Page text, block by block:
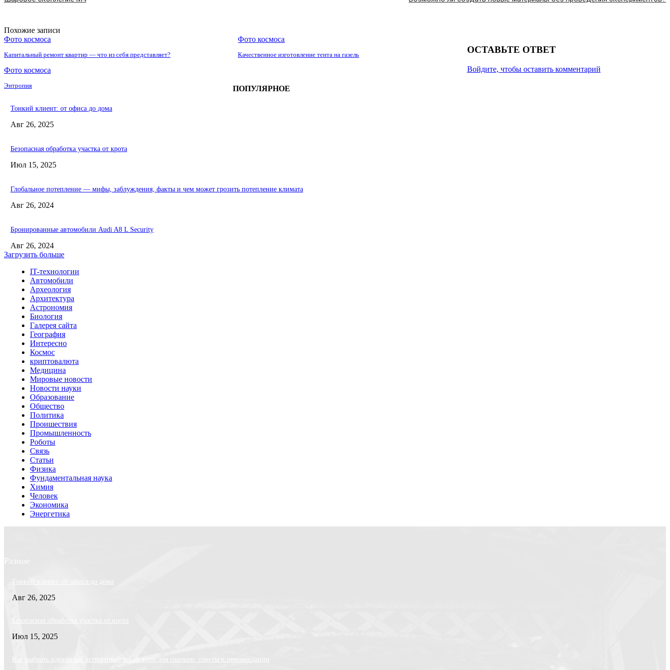
Похожие записи
Фото космоса
Капитальный ремонт квартир — что из себя представляет?
Фото космоса
Качественное изготовление тента на газель
Фото космоса
Энтропия
ОСТАВЬТЕ ОТВЕТ
Войдите, чтобы оставить комментарий
ПОПУЛЯРНОЕ
Тонкий клиент: от офиса до дома
Авг 26, 2025
Безопасная обработка участка от крота
Июл 15, 2025
Глобальное потепление — мифы, заблуждения, факты и чем может грозить потепление климата
Авг 26, 2024
Бронированные автомобили Audi A8 L Security
Авг 26, 2024
Загрузить больше
IT-технологии
Автомобили
Археология
Архитектура
Астрономия
Биология
Галерея сайта
География
Интересно
Космос
криптовалюта
Медицина
Мировые новости
Новости науки
Образование
Общество
Политика
Проишествия
Промышленность
Роботы
Связь
Статьи
Физика
Фундаментальная наука
Химия
Человек
Экономика
Энергетика
Разное
Тонкий клиент: от офиса до дома
Авг 26, 2025
Безопасная обработка участка от крота
Июл 15, 2025
Как выбрать идеальный встроенный шкаф-купе для спальни: советы и рекомендации